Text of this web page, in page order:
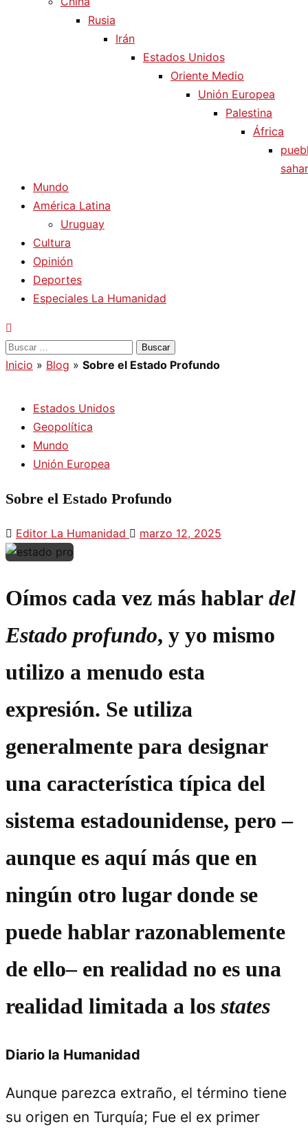
Rusia
Irán
Estados Unidos
Oriente Medio
Unión Europea
Palestina
África
Mundo
América Latina
Uruguay
Cultura
Opinión
Deportes
Especiales La Humanidad
Buscar:
Inicio » Blog » Sobre el Estado Profundo
Estados Unidos
Geopolítica
Mundo
Unión Europea
Sobre el Estado Profundo
Editor La Humanidad marzo 12, 2025
Oímos cada vez más hablar del
Estado profundo, y yo mismo
utilizo a menudo esta
expresión. Se utiliza
generalmente para designar
una característica típica del
sistema estadounidense, pero –
aunque es aquí más que en
ningún otro lugar donde se
puede hablar razonablemente
de ello– en realidad no es una
realidad limitada a los states
Diario la Humanidad
Aunque parezca extraño, el término tiene
su origen en Turquía; Fue el ex primer